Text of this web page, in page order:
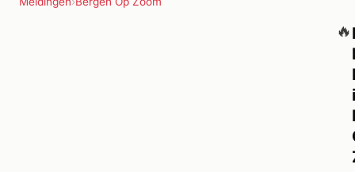
🔥